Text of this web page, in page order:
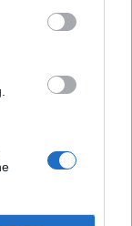
týden
s policií zabavily
Pasažéři lodi
Sám Watson na
na islandskou
více
letním